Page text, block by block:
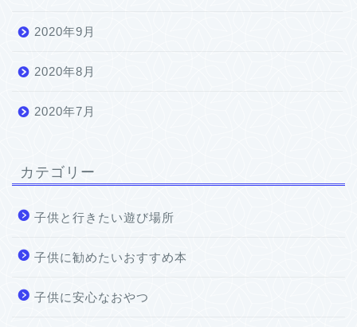
2020年9月
2020年8月
2020年7月
カテゴリー
子供と行きたい遊び場所
子供に勧めたいおすすめ本
子供に安心なおやつ